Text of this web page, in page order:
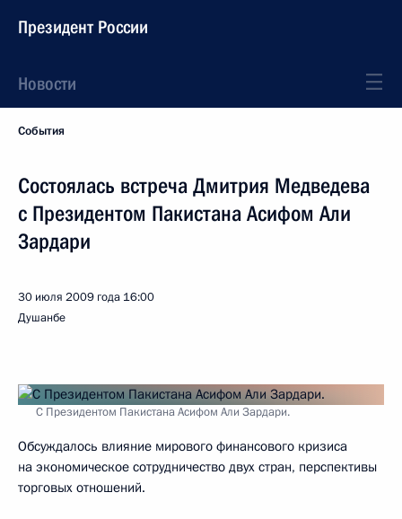
Президент России
Новости
События
Состоялась встреча Дмитрия Медведева
с Президентом Пакистана Асифом Али
Зардари
30 июля 2009 года 16:00
Душанбе
С Президентом Пакистана Асифом Али Зардари.
Обсуждалось влияние мирового финансового кризиса
на экономическое сотрудничество двух стран, перспективы
торговых отношений.